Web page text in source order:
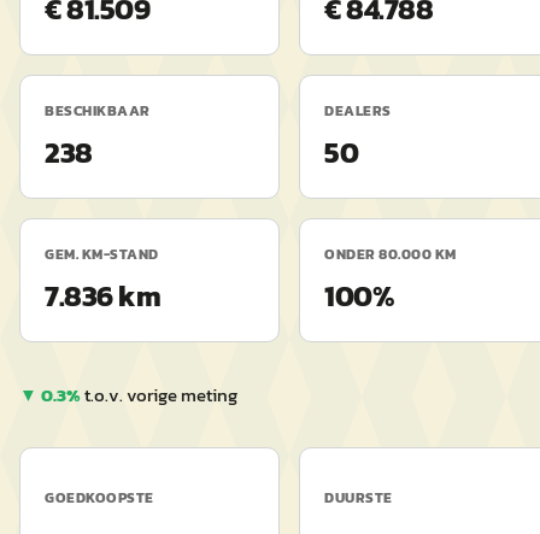
€ 81.509 € 84.788
BESCHIKBAAR
238
DEALERS
50
GEM. KM-STAND
7.836 km
ONDER 80.000 KM
100%
▼ 0.3%t.o.v. vorige meting
GOEDKOOPSTE DUURSTE